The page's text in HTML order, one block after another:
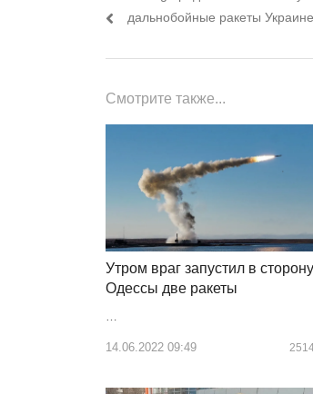
по
пост:
дальнобойные ракеты Украине
Смотрите также...
Утром враг запустил в сторону
Одессы две ракеты
14.06.2022 09:49